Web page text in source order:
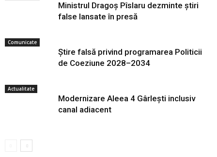
Ministrul Dragoș Pîslaru dezminte știri
false lansate în presă
Comunicate
Știre falsă privind programarea Politicii
de Coeziune 2028–2034
Actualitate
Modernizare Aleea 4 Gârlești inclusiv
canal adiacent